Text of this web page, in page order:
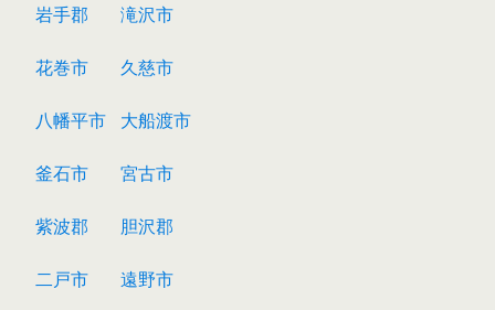
岩手郡 滝沢市
花巻市 久慈市
八幡平市 大船渡市
釜石市 宮古市
紫波郡 胆沢郡
二戸市 遠野市